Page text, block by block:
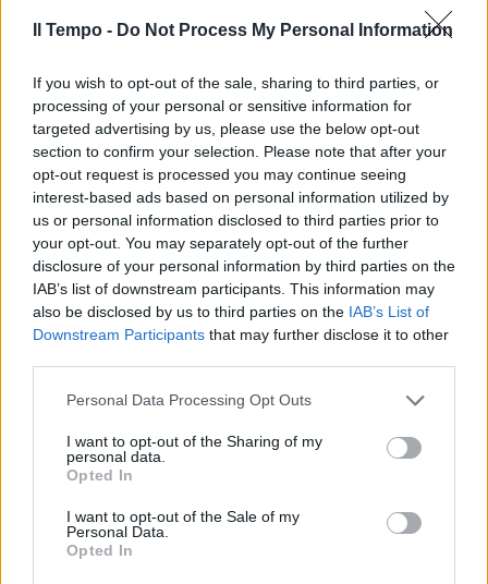
Il Tempo - Do Not Process My Personal Information
If you wish to opt-out of the sale, sharing to third parties, or
processing of your personal or sensitive information for
targeted advertising by us, please use the below opt-out
section to confirm your selection. Please note that after your
opt-out request is processed you may continue seeing
interest-based ads based on personal information utilized by
us or personal information disclosed to third parties prior to
your opt-out. You may separately opt-out of the further
disclosure of your personal information by third parties on the
IAB’s list of downstream participants. This information may
also be disclosed by us to third parties on the IAB’s List of
Downstream Participants that may further disclose it to other
Personal Data Processing Opt Outs
I want to opt-out of the Sharing of my
personal data.
Opted In
I want to opt-out of the Sale of my
Personal Data.
Opted In